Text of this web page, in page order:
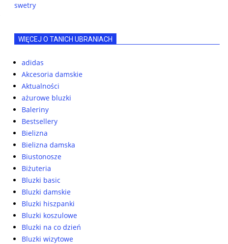
swetry
WIĘCEJ O TANICH UBRANIACH
adidas
Akcesoria damskie
Aktualności
ażurowe bluzki
Baleriny
Bestsellery
Bielizna
Bielizna damska
Biustonosze
Biżuteria
Bluzki basic
Bluzki damskie
Bluzki hiszpanki
Bluzki koszulowe
Bluzki na co dzień
Bluzki wizytowe